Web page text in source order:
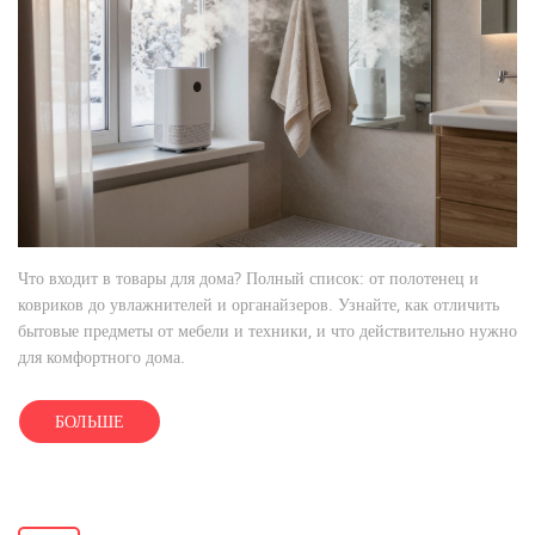
Что входит в товары для дома? Полный список: от полотенец и
ковриков до увлажнителей и органайзеров. Узнайте, как отличить
бытовые предметы от мебели и техники, и что действительно нужно
для комфортного дома.
БОЛЬШЕ